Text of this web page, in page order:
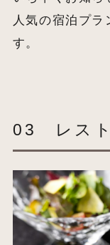
人気の宿泊プラ
す。
03 レスト